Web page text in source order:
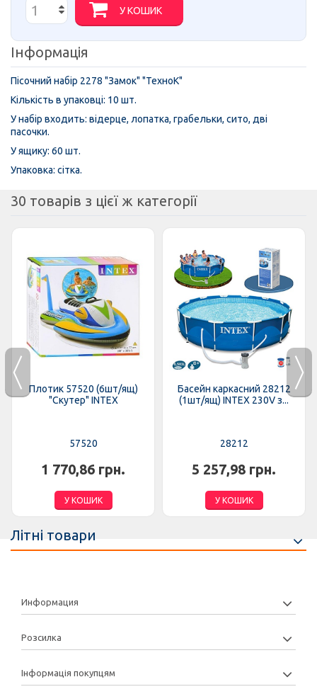
У КОШИК
Інформація
Пісочний набір 2278 "Замок" "ТехноК"
Кількість в упаковці: 10 шт.
У набір входить: відерце, лопатка, грабельки, сито, дві
пасочки.
У ящику: 60 шт.
Упаковка: сітка.
30 товарів з цієї ж категорії
Плотик 57520 (6шт/ящ)
"Скутер" INTEX
57520
1 770,86 грн.
У КОШИК
Басейн каркасний 28212
(1шт/ящ) INTEX 230V з...
28212
5 257,98 грн.
У КОШИК
Літні товари
Информация
Розсилка
Інформація покупцям